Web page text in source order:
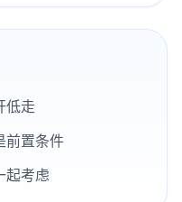
低走
前置条件
起考虑